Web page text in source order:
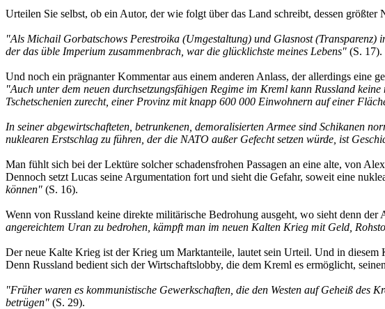
Urteilen Sie selbst, ob ein Autor, der wie folgt über das Land schreibt, dessen
"Als Michail Gorbatschows Perestroika (Umgestaltung) und Glasnost
der das üble Imperium zusammenbrach, war die glücklichste meines Lebens" (S. 17).
Und noch ein prägnanter Kommentar aus einem anderen Anlass, der allerdings eine
"Auch unter dem neuen durchsetzungsfähigen Regime im Kreml kann Russland
Tschetschenien zurecht, einer Provinz mit knapp 600 000 Einwohnern auf einer
In seiner abgewirtschafteten, betrunkenen, demoralisierten Armee sind Schikanen
nuklearen Erstschlag zu führen, der die NATO außer Gefecht setzen würde, ist
Man fühlt sich bei der Lektüre solcher schadensfrohen Passagen an eine alte, von
Dennoch setzt Lucas seine Argumentation fort und sieht die Gefahr, soweit eine
können" (S. 16).
Wenn von Russland keine direkte militärische Bedrohung ausgeht, wo sieht denn
angereichtem Uran zu bedrohen, kämpft man im neuen Kalten Krieg mit Geld,
Der neue Kalte Krieg ist der Krieg um Marktanteile, lautet sein Urteil. Und in
Denn Russland bedient sich der Wirtschaftslobby, die dem Kreml es ermöglicht,
"Früher waren es kommunistische Gewerkschaften, die den Westen auf Geheiß
betrügen" (S. 29).